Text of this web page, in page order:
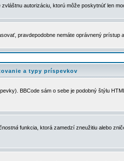
autorizáciu, ktorú môže poskytnúť len
pravdepodobne nemáte oprávnený prístup
a typy príspevkov
BBCode sám o sebe je podobný štýlu
funkcia, ktorá zamedzí zneužitiu alebo